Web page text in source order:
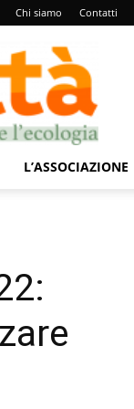
Chi siamo Contatti
L’ASSOCIAZIONE